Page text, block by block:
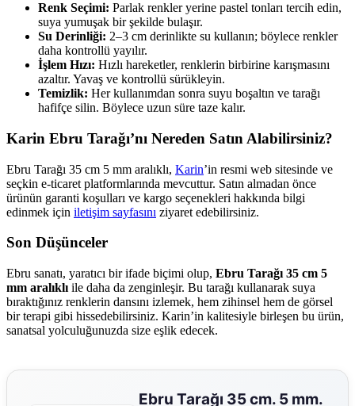
Renk Seçimi: Parlak renkler yerine pastel tonları tercih edin,
suya yumuşak bir şekilde bulaşır.
Su Derinliği: 2–3 cm derinlikte su kullanın; böylece renkler
daha kontrollü yayılır.
İşlem Hızı: Hızlı hareketler, renklerin birbirine karışmasını
azaltır. Yavaş ve kontrollü sürükleyin.
Temizlik: Her kullanımdan sonra suyu boşaltın ve tarağı
hafifçe silin. Böylece uzun süre taze kalır.
Karin Ebru Tarağı’nı Nereden Satın Alabilirsiniz?
Ebru Tarağı 35 cm 5 mm aralıklı, Karin’in resmi web sitesinde ve
seçkin e-ticaret platformlarında mevcuttur. Satın almadan önce
ürünün garanti koşulları ve kargo seçenekleri hakkında bilgi
edinmek için iletişim sayfasını ziyaret edebilirsiniz.
Son Düşünceler
Ebru sanatı, yaratıcı bir ifade biçimi olup, Ebru Tarağı 35 cm 5
mm aralıklı ile daha da zenginleşir. Bu tarağı kullanarak suya
bıraktığınız renklerin dansını izlemek, hem zihinsel hem de görsel
bir terapi gibi hissedebilirsiniz. Karin’in kalitesiyle birleşen bu ürün,
sanatsal yolculuğunuzda size eşlik edecek.
Ebru Tarağı 35 cm. 5 mm.